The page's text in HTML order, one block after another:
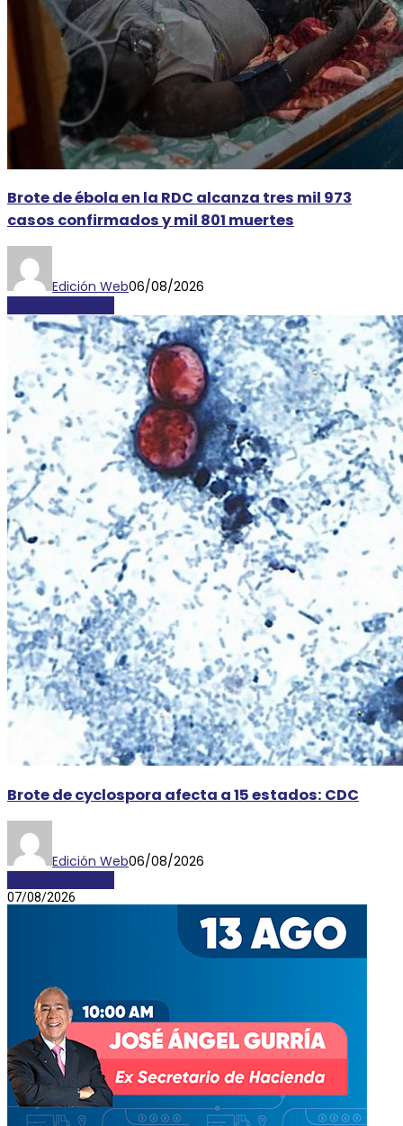
Brote de ébola en la RDC alcanza tres mil 973
casos confirmados y mil 801 muertes
Edición Web06/08/2026
Brote de cyclospora afecta a 15 estados: CDC
Edición Web06/08/2026
07/08/2026